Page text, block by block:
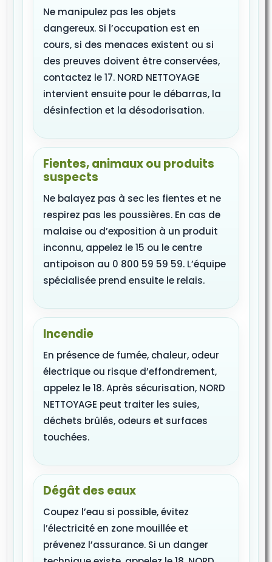
Ne manipulez pas les objets
dangereux. Si l’occupation est en
cours, si des menaces existent ou si
des preuves doivent être conservées,
contactez le 17. NORD NETTOYAGE
intervient ensuite pour le débarras, la
désinfection et la désodorisation.
Fientes, animaux ou produits
suspects
Ne balayez pas à sec les fientes et ne
respirez pas les poussières. En cas de
malaise ou d’exposition à un produit
inconnu, appelez le 15 ou le centre
antipoison au 0 800 59 59 59. L’équipe
spécialisée prend ensuite le relais.
Incendie
En présence de fumée, chaleur, odeur
électrique ou risque d’effondrement,
appelez le 18. Après sécurisation, NORD
NETTOYAGE peut traiter les suies,
déchets brûlés, odeurs et surfaces
touchées.
Dégât des eaux
Coupez l’eau si possible, évitez
l’électricité en zone mouillée et
prévenez l’assurance. Si un danger